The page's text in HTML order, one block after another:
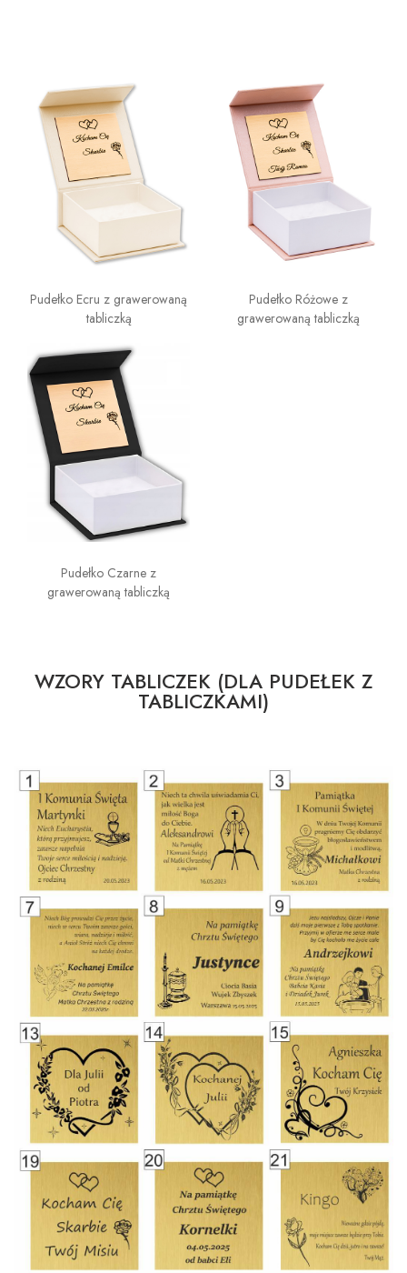
Pudełko Ecru z grawerowaną
tabliczką
Pudełko Różowe z
grawerowaną tabliczką
Pudełko Czarne z
grawerowaną tabliczką
WZORY TABLICZEK (DLA PUDEŁEK Z
TABLICZKAMI)